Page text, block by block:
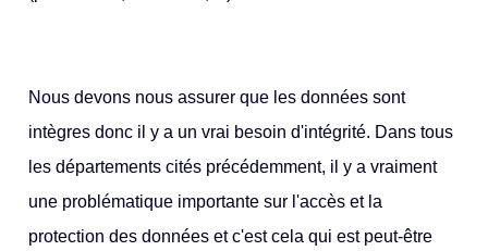
Nous devons nous assurer que les données sont
intègres donc il y a un vrai besoin d'intégrité. Dans tous
les départements cités précédemment, il y a vraiment
une problématique importante sur l'accès et la
protection des données et c'est cela qui est peut-être